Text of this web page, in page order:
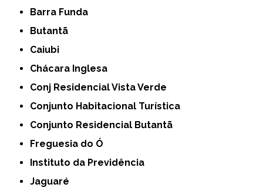
Barra Funda
Butantã
Caiubi
Chácara Inglesa
Conj Residencial Vista Verde
Conjunto Habitacional Turística
Conjunto Residencial Butantã
Freguesia do Ó
Instituto da Previdência
Jaguaré